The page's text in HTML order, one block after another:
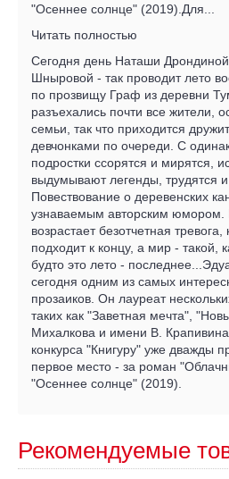
"Осеннее солнце" (2019).Для...
Читать полностью
Сегодня день Наташи
Шныровой - так проводит лето
по прозвищу Граф из деревни
разъехались почти все жители,
семьи, так что приходится
девчонками по очереди. С
подростки ссорятся и мирятся,
выдумывают легенды, трудятся и
Повествование о деревенских
узнаваемым авторским юмором.
возрастает безотчетная
подходит к концу, а мир - такой,
будто это лето -
сегодня одним из самых
прозаиков. Он лауреат
таких как "Заветная мечта",
Михалкова и имени В.
конкурса "Книгуру" уже дважды
первое место - за роман
"Осеннее солнце" (2019).
Рекомендуемые